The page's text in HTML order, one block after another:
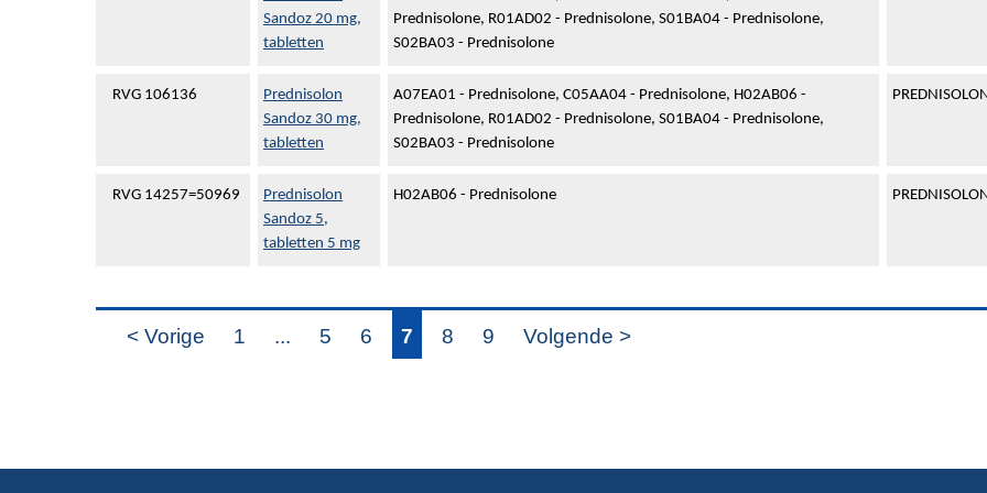
Sandoz 20 mg,
tabletten
Prednisolone, R01AD02 - Prednisolone, S01BA04 - Prednisolone,
S02BA03 - Prednisolone
RVG 106136
Prednisolon
Sandoz 30 mg,
tabletten
A07EA01 - Prednisolone, C05AA04 - Prednisolone, H02AB06 -
Prednisolone, R01AD02 - Prednisolone, S01BA04 - Prednisolone,
S02BA03 - Prednisolone
RVG 14257=50969
Prednisolon
Sandoz 5,
tabletten 5 mg
H02AB06 - Prednisolone
< Vorige 1 ... 5 6 7 8 9 Volgende >